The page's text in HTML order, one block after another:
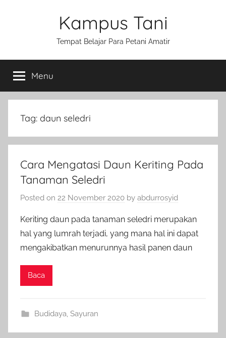
Kampus Tani
Tempat Belajar Para Petani Amatir
Menu
Tag: daun seledri
Cara Mengatasi Daun Keriting Pada
Tanaman Seledri
Posted on 22 November 2020 by abdurrosyid
Keriting daun pada tanaman seledri merupakan
hal yang lumrah terjadi, yang mana hal ini dapat
mengakibatkan menurunnya hasil panen daun
Baca
Budidaya Sayuran